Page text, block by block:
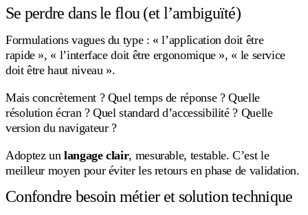
Se perdre dans le flou (et l’ambiguïté)
Formulations vagues du type : « l’application doit être
rapide », « l’interface doit être ergonomique », « le service
doit être haut niveau ».
Mais concrètement ? Quel temps de réponse ? Quelle
résolution écran ? Quel standard d’accessibilité ? Quelle
version du navigateur ?
Adoptez unlangage clair, mesurable, testable. C’est le
meilleur moyen pour éviter les retours en phase de validation.
Confondre besoin métier et solution technique